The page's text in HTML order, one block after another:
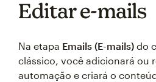
Editar e-mails
Na etapa Emails (E-mails) do
clássico, você adicionará ou
automação e criará o